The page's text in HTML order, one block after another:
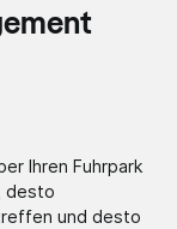
Ihren Fuhrpark
desto
und desto